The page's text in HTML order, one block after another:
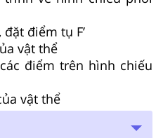
điểm tụ F’
vật thể
điểm trên hình chiếu
vật thể